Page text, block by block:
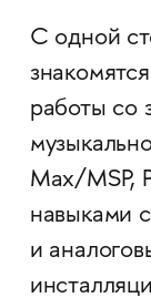
С одной
работы со
Max/MSP,
навыками
и